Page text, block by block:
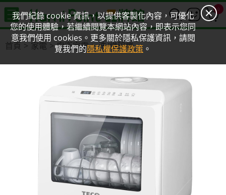
我們紀錄 cookie 資訊，以提供客製化內容，可優化
您的使用體驗，若繼續閱覽本網站內容，即表示您同
意我們使用 cookies。更多關於隱私保護資訊，請閱
覽我們的隱私權保護政策 。
0
首頁 家電 廚衛家電 洗/烘碗機